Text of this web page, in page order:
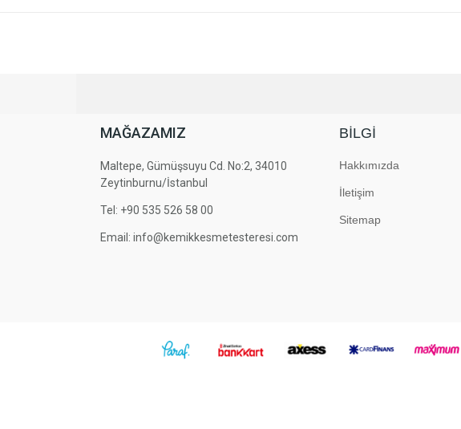
MAĞAZAMIZ
Maltepe, Gümüşsuyu Cd. No:2, 34010
Zeytinburnu/İstanbul
Tel: +90 535 526 58 00
Email: info@kemikkesmetesteresi.com
BILGI
Hakkımızda
İletişim
Sitemap